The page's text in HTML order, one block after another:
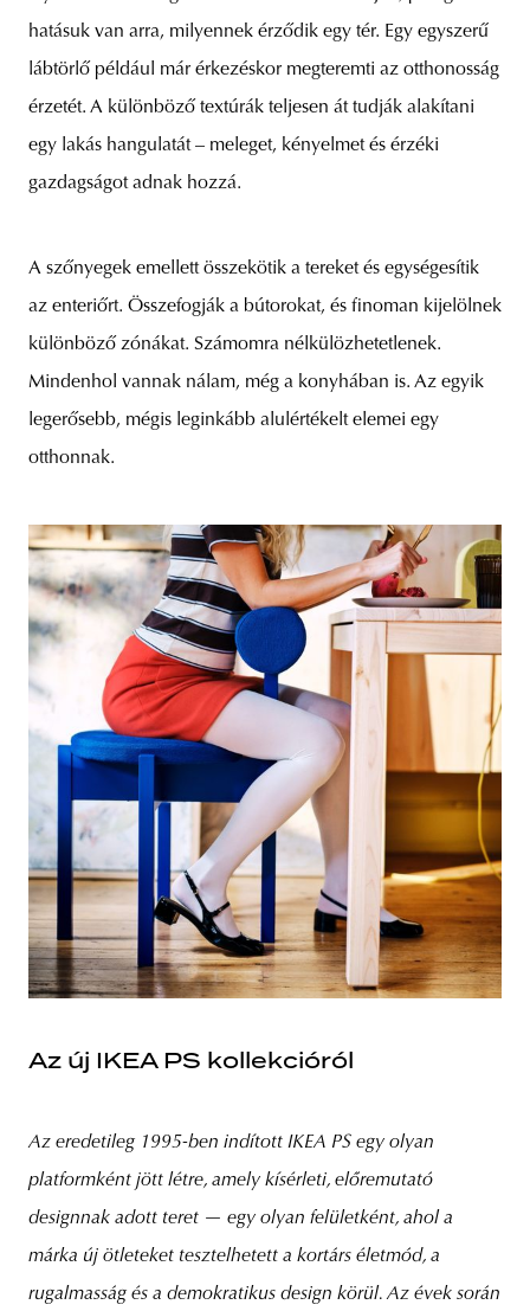
hatásuk van arra, milyennek érződik egy tér. Egy egyszerű
lábtörlő például már érkezéskor megteremti az otthonosság
érzetét. A különböző textúrák teljesen át tudják alakítani
egy lakás hangulatát – meleget, kényelmet és érzéki
gazdagságot adnak hozzá.
A szőnyegek emellett összekötik a tereket és egységesítik
az enteriőrt. Összefogják a bútorokat, és finoman kijelölnek
különböző zónákat. Számomra nélkülözhetetlenek.
Mindenhol vannak nálam, még a konyhában is. Az egyik
legerősebb, mégis leginkább alulértékelt elemei egy
otthonnak.
Az új IKEA PS kollekcióról
Az eredetileg 1995-ben indított IKEA PS egy olyan
platformként jött létre, amely kísérleti, előremutató
designnak adott teret — egy olyan felületként, ahol a
márka új ötleteket tesztelhetett a kortárs életmód, a
rugalmasság és a demokratikus design körül. Az évek során